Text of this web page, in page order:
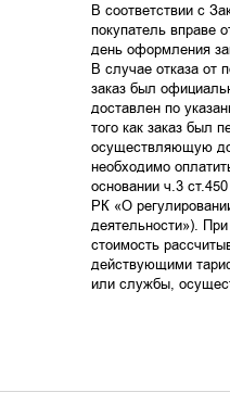
В соответствии с
покупатель вправе
день оформления
В случае отказа от
заказ был
доставлен по
того как заказ был
осуществляющую
необходимо
основании ч.3
РК «О
деятельности»).
стоимость
действующими
или службы,